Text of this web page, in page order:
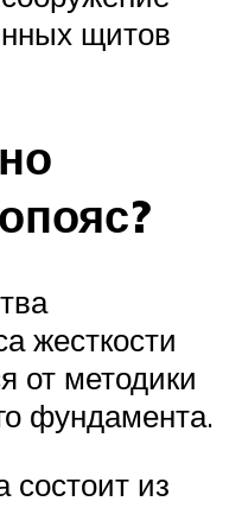
щитов
жесткости
от методики
фундамента.
из